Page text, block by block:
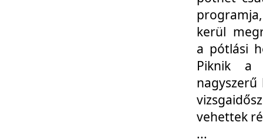
kerül
a pótlási
Piknik a
vehettek
...